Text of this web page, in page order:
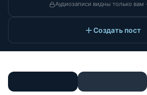
Аудиозаписи видны только вам ·
Создать пост